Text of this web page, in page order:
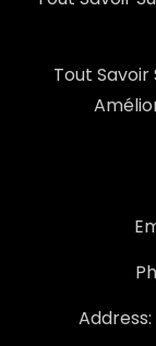
Tout Savoir
Address: